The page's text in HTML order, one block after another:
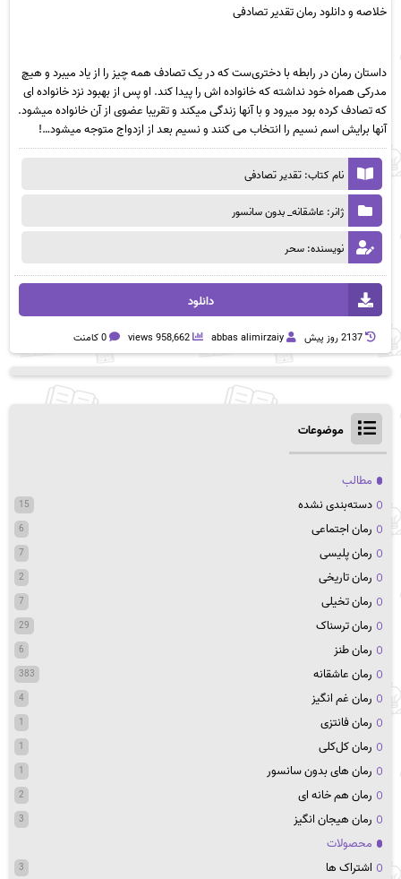
خلاصه و دانلود رمان تقدیر تصادفی
داستان رمان در رابطه با دختری‌ست که در یک تصادف همه چیز را از یاد میبرد و هیچ
مدرکی همراه خود نداشته که خانواده اش را پیدا کند. او پس از بهبود نزد خانواده ای
که تصادف کرده بود میرود و با آنها زندگی میکند و تقریبا عضوی از آن خانواده میشود.
آنها برایش اسم نسیم را انتخاب می کنند و نسیم بعد از ازدواج متوجه میشود…!
نام کتاب: تقدیر تصادفی
ژانر: عاشقانه_ بدون سانسور
نویسنده: سحر
دانلود
2137 روز پيش abbas alimirzaiy
958,662 views 0 کامنت
موضوعات
مطالب
دسته‌بندی نشده
15
رمان اجتماعی 6
رمان پلیسی 7
رمان تاریخی 2
رمان تخیلی 7
رمان ترسناک 29
رمان طنز 6
رمان عاشقانه 383
رمان غم انگیز 4
رمان فانتزی 1
رمان کل‌کلی 1
رمان های بدون سانسور 1
رمان هم خانه ای 2
رمان هیجان انگیز 3
محصولات
اشتراک ها
3